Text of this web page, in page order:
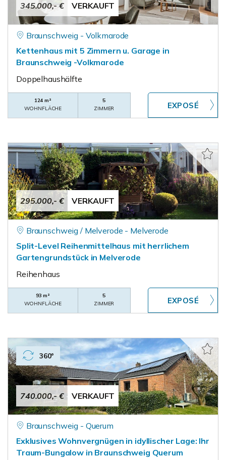
345.000,- € VERKAUFT
Braunschweig - Volkmarode
Kettenhaus mit 5 Zimmern u. Garage in
Braunschweig -Volkmarode
Doppelhaushälfte
124 m²
WOHNFLÄCHE
5
ZIMMER
295.000,- € VERKAUFT
Braunschweig / Melverode - Melverode
Split-Level Reihenmittelhaus mit herrlichem
Gartengrundstück in Melverode
Reihenhaus
93 m²
WOHNFLÄCHE
5
ZIMMER
740.000,- € VERKAUFT
360°
Braunschweig - Querum
Exklusives Wohnvergnügen in idyllischer Lage: Ihr
Traum-Bungalow in Braunschweig Querum